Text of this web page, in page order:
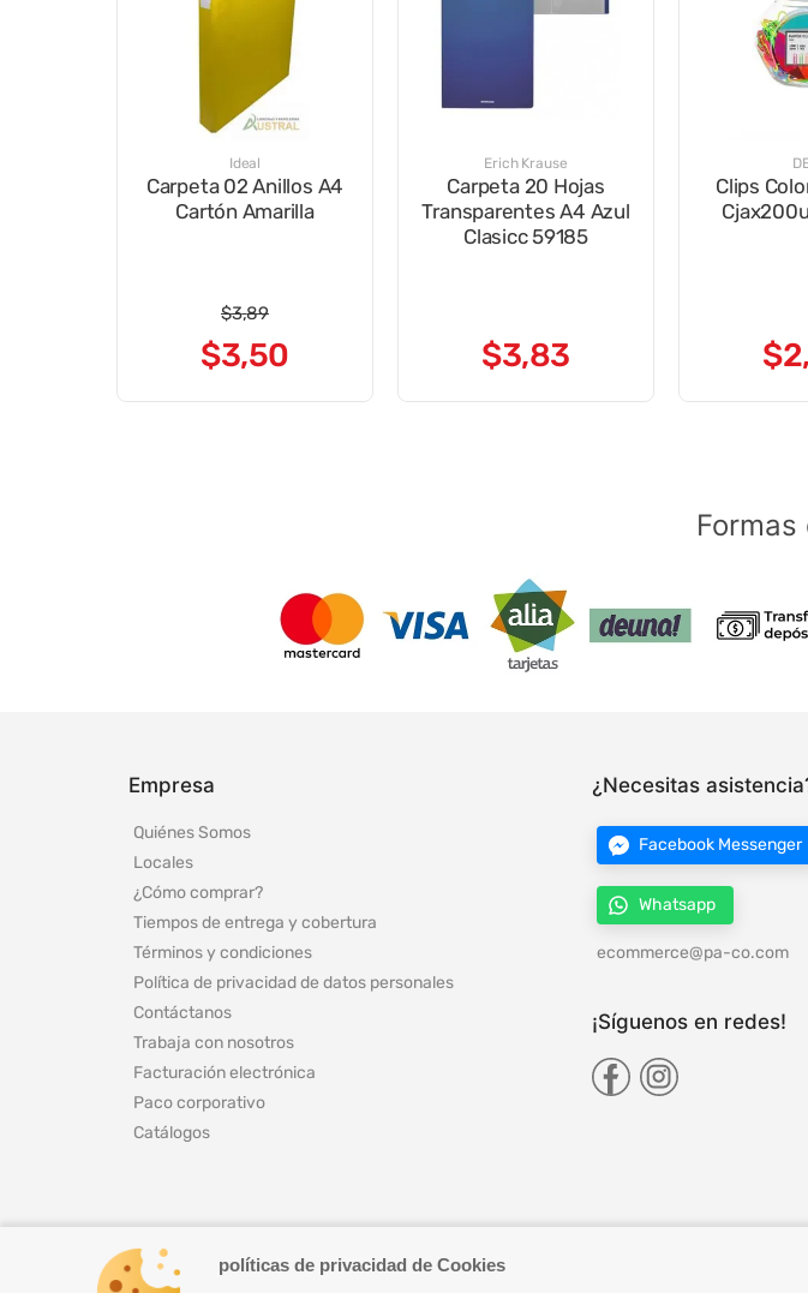
políticas de privacidad de Cookies
Ideal
Carpeta 02 Anillos A4
Cartón Amarilla
$3,89
$3,50
Erich Krause
Carpeta 20 Hojas
Transparentes A4 Azul
Clasicc 59185
$3,83
Clips
$2,
Empresa
Quiénes Somos
Locales
¿Cómo comprar?
Tiempos de entrega y cobertura
Términos y condiciones
Política de privacidad de datos personales
Contáctanos
Trabaja con nosotros
Facturación electrónica
Paco corporativo
Catálogos
¿Necesitas
Facebook Messenger
Whatsapp
ecommerce@pa-co.com
¡Síguenos en redes!